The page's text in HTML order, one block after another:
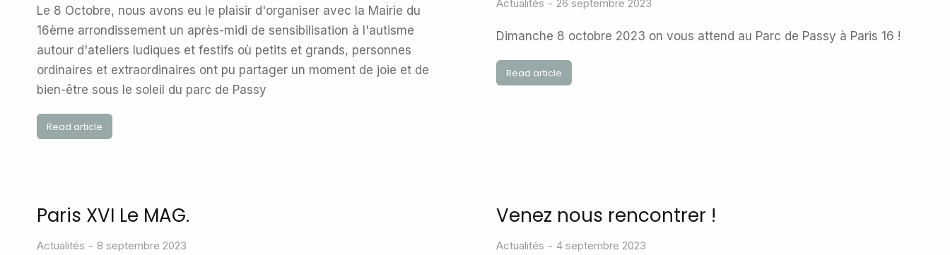
Le 8 Octobre, nous avons eu le plaisir d'organiser avec la Mairie du
16ème arrondissement un après-midi de sensibilisation à l'autisme
autour d'ateliers ludiques et festifs où petits et grands, personnes
ordinaires et extraordinaires ont pu partager un moment de joie et de
bien-être sous le soleil du parc de Passy
Read article
Actualités 26 septembre 2023
Dimanche 8 octobre 2023 on vous attend au Parc de Passy à Paris 16 !
Read article
Paris XVI Le MAG.
Actualités 8 septembre 2023
Venez nous rencontrer !
Actualités 4 septembre 2023